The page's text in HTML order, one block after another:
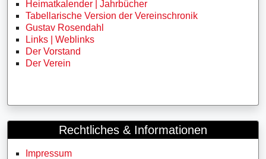
Heimatkalender | Jahrbücher
Tabellarische Version der Vereinschronik
Gustav Rosendahl
Links | Weblinks
Der Vorstand
Der Verein
Rechtliches & Informationen
Impressum